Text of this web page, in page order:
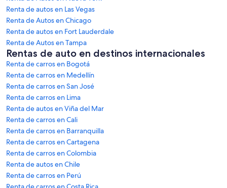
Renta de autos en Las Vegas
Renta de Autos en Chicago
Renta de autos en Fort Lauderdale
Renta de Autos en Tampa
Rentas de auto en destinos internacionales
Renta de carros en Bogotá
Renta de carros en Medellín
Renta de carros en San José
Renta de carros en Lima
Renta de autos en Viña del Mar
Renta de carros en Cali
Renta de carros en Barranquilla
Renta de carros en Cartagena
Renta de carros en Colombia
Renta de autos en Chile
Renta de carros en Perú